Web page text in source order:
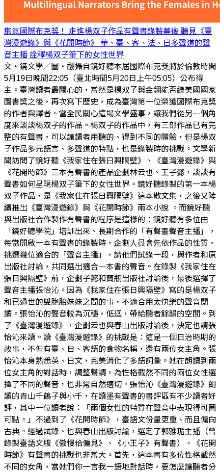
集氣國際布克獎！ 走進楊双子作品有聲書錄製幕後 聽見《臺
灣漫遊錄》與《花開時節》 華、臺、客、法、日多聲道的聲
音主播 詮釋楊双子筆下的女性世界
文・鏡文學／圖・翻攝自鏡好聽本屆國際布克獎將於倫敦時間
5月19日晚間22:05（臺北時間5月20日上午05:05）公布得
主。臺灣讀者最關心的，當然是楊双子與金翎能否繼美國國家
圖書獎之後，再次寫下歷史，成為臺灣第一位榮獲國際布克獎
的作者與譯者。當全民關心這場文學盛事，讓我們從另一個角
度來談談楊双子的作品。楊双子的作品中，有三部作品已有完
整的有聲書，可以讓讀者用聽的、得到不同的體驗，但是楊双
子作品多元語言、多聲道的特點，也是錄製時的挑戰。文學新
聞訪問了鏡好聽《我家住在張日興隔壁》、《臺灣漫遊錄》與
《花開時節》三本有聲書的產品企劃林云也、王子懿，談談有
聲書如何呈現楊双子筆下的女性世界。鏡好聽錄製的第一本楊
双子作品，是《我家住在張日興隔壁》這本散文集，之後又陸
續推出《臺灣漫遊錄》與《花開時節》兩本小說 。而鏡好聽
與出版社合作製作有聲書的程序是這樣的：鏡好聽有多位由
「鏡好聽學院」培訓出來、長期合作的「有聲書聲音主播」，
每當開啟一本有聲書的錄製時，企劃人員會先依作品的性質，
挑選幾位適合的「聲音主播」，請他們試錄一段，與作者和原
出版社討論，共同選出適合一本書的聲音。在錄製《我家住在
張日興隔壁》前，企劃子懿和寶瓶出版社討論後，最後選擇了
聲音主播張怡沁。因為《我家住在張日興隔壁》寫的是楊双子
和已過世的雙胞胎妹妹之間的事，不適合用太快樂的聲音閱
讀。張怡沁的聲音較為沉穩，低迴，帶給聽者餘韻的空間。到
了《臺灣漫遊錄》，企劃云也與春山出版討論後，決定也請張
怡沁來讀。讀《臺灣漫遊錄》的挑戰是：這是一個日治時期的
故事，不但有臺、日、客語的食物名稱，還有兩位女主角。張
怡沁本身熟悉英、日文，完美消化了多語詞彙。她在朗讀到兩
位女主角的對話時，調整聲調，為性格截然不同的兩位女性選
擇了不同的聲音，也非常自然適切。張怡沁《臺灣漫遊錄》朗
讀的青山千鶴子與小千，在讀墨有聲書的書評區有不少讀者好
評，其中一位讀者說：「兩個女性的特質在聲音中表現得可圈
可點。」不過到了《花開時節》，臺語文份量更重、而且偏向
古典。經過試錄、也與春山出版討論，選定了郭雅瑂主播（曾
錄製臺語文版《傲慢佮偏見》、《小王子》有聲書）。《花開
時節》有聲書的挑戰也非常大。首先，這本書有多位性格截然
不同的女角，當她們你一言我一語地對話時，要怎麼讓聽者分